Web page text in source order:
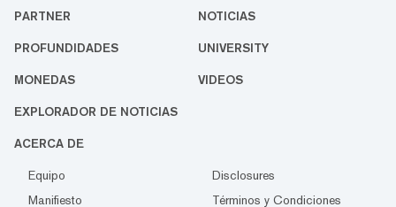
PARTNER NOTICIAS
PROFUNDIDADES UNIVERSITY
MONEDAS VIDEOS
EXPLORADOR DE NOTICIAS
ACERCA DE
Equipo
Disclosures
Manifiesto
Términos y Condiciones